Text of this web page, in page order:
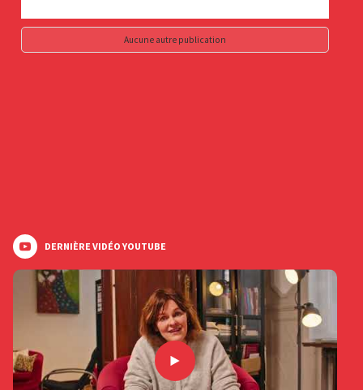
Aucune autre publication
DERNIÈRE VIDÉO YOUTUBE